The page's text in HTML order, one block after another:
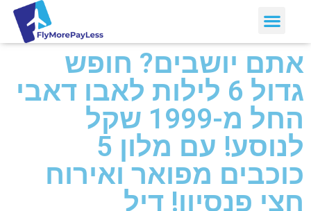
אתם יושבים? חופש
גדול 6 לילות לאבו דאבי
החל מ-1999 שקל
לנוסע! עם מלון 5
כוכבים מפואר ואירוח
חצי פנסיון! דיל